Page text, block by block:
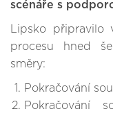
scénáře s
Lipsko připravilo
procesu hned
směry:
Pokračování
Pokračování